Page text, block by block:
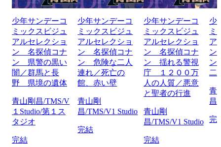
少年サンデーコ
ミックスビジュ
アルセレクショ
ン 名探偵コナ
ン 県警の黒い
闇／群馬と長
野 県境の遺体
青山剛昌/TMS/V
１Studio/第１ス
タジオ
完結
少年サンデーコ
ミックスビジュ
アルセレクショ
ン 名探偵コナ
ン 危険な二人
連れ／死亡の
館、赤い壁
青山剛
昌/TMS/V1 Studio
完結
少年サンデーコ
ミックスビジュ
アルセレクショ
ン 名探偵コナ
ン 揺れる警視
庁 １２００万
人の人質／悪意
と聖者の行進
青山剛
昌/TMS/V1 Studio
完結
少
ミ
ア
ン
ン
二
青
昌
完